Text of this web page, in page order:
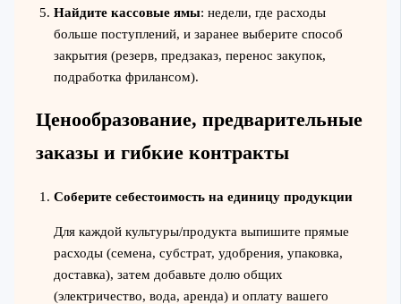
Найдите кассовые ямы: недели, где расходы
больше поступлений, и заранее выберите способ
закрытия (резерв, предзаказ, перенос закупок,
подработка фрилансом).
Ценообразование, предварительные
заказы и гибкие контракты
Соберите себестоимость на единицу продукции
Для каждой культуры/продукта выпишите прямые
расходы (семена, субстрат, удобрения, упаковка,
доставка), затем добавьте долю общих
(электричество, вода, аренда) и оплату вашего